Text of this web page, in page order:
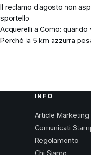
Il reclamo d’agosto non
sportello
Acquerelli a Como: quando
Perché la 5 km azzurra
INFO
Article Marketing
Comunicati
Regolamento
Chi Siamo